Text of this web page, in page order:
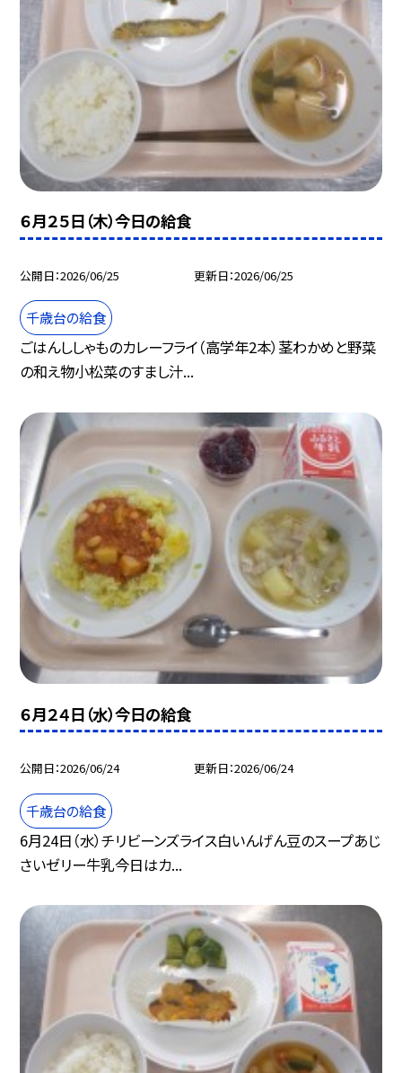
６月２５日（木）今日の給食
公開日 2026/06/25 更新日 2026/06/25
千歳台の給食
ごはんししゃものカレーフライ（高学年2本）茎わかめと野菜
の和え物小松菜のすまし汁...
６月２４日（水）今日の給食
公開日 2026/06/24 更新日 2026/06/24
千歳台の給食
6月24日（水）チリビーンズライス白いんげん豆のスープあじ
さいゼリー牛乳今日はカ...